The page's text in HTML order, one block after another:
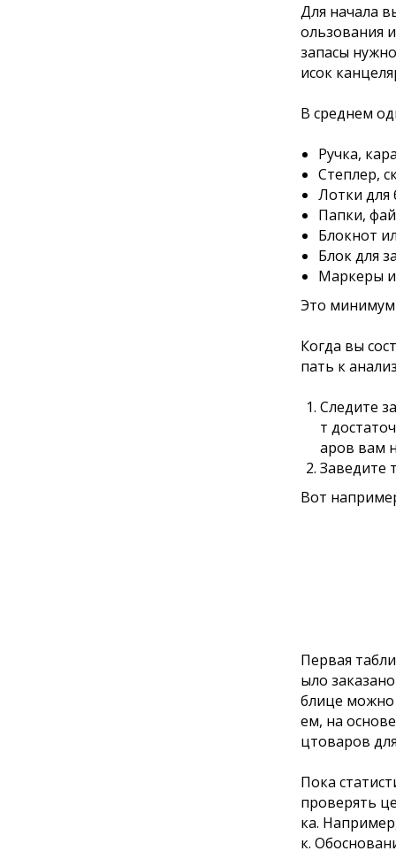
Для начала
ользования
запасы
исок
В среднем
Ручка,
Степлер,
Лотки
Папки,
Блокнот
Блок для
Маркеры
Это минимум
Когда вы
пать к
Следите
т
аров вам
Заведите
Вот
Первая
ыло
блице можно
ем, на
цтоваров
Пока
проверять
ка.
к.